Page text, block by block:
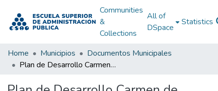
Communities
&
Collections
All of
DSpace
Statistics
Home Municipios
Documentos Municipales
Plan de Desarrollo Carmen de Viboral Antioquia 2004 - 2007: PD Carmen de Viboral Antioquia 2004 - 2007